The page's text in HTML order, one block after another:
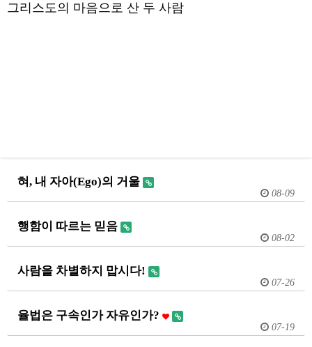
그리스도의 마음으로 산 두 사람
혀, 내 자아(Ego)의 거울
08-09
행함이 따르는 믿음
08-02
사람을 차별하지 맙시다!
07-26
율법은 구속인가 자유인가?
07-19